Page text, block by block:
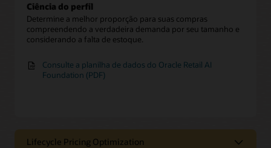
Ciência do perfil
Determine a melhor proporção para suas compras
compreendendo a verdadeira demanda por seu tamanho e
considerando a falta de estoque.
Consulte a planilha de dados do Oracle Retail AI
Foundation (PDF)
Lifecycle Pricing Optimization